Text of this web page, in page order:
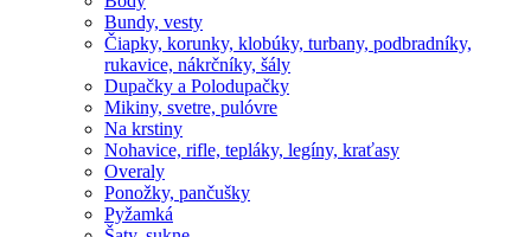
Bundy, vesty
Čiapky, korunky, klobúky, turbany, podbradníky,
rukavice, nákrčníky, šály
Dupačky a Polodupačky
Mikiny, svetre, pulóvre
Na krstiny
Nohavice, rifle, tepláky, legíny, kraťasy
Overaly
Ponožky, pančušky
Pyžamká